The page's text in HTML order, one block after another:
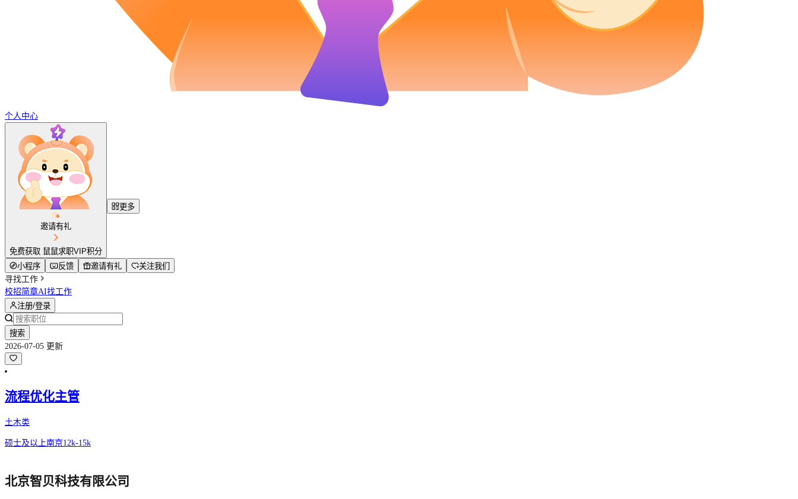
个人中心
邀请有礼
免费获取 鼠鼠求职VIP积分
更多
小程序 反馈 邀请有礼
关注我们
寻找工作
校招简章AI找工作
注册/登录
搜索
2026-07-05 更新
流程优化主管
土木类
硕士及以上南京12k-15k
北京智贝科技有限公司